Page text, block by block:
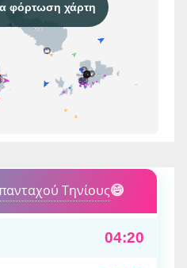
φόρτωση χάρτη
Τηνίους😄
04:20